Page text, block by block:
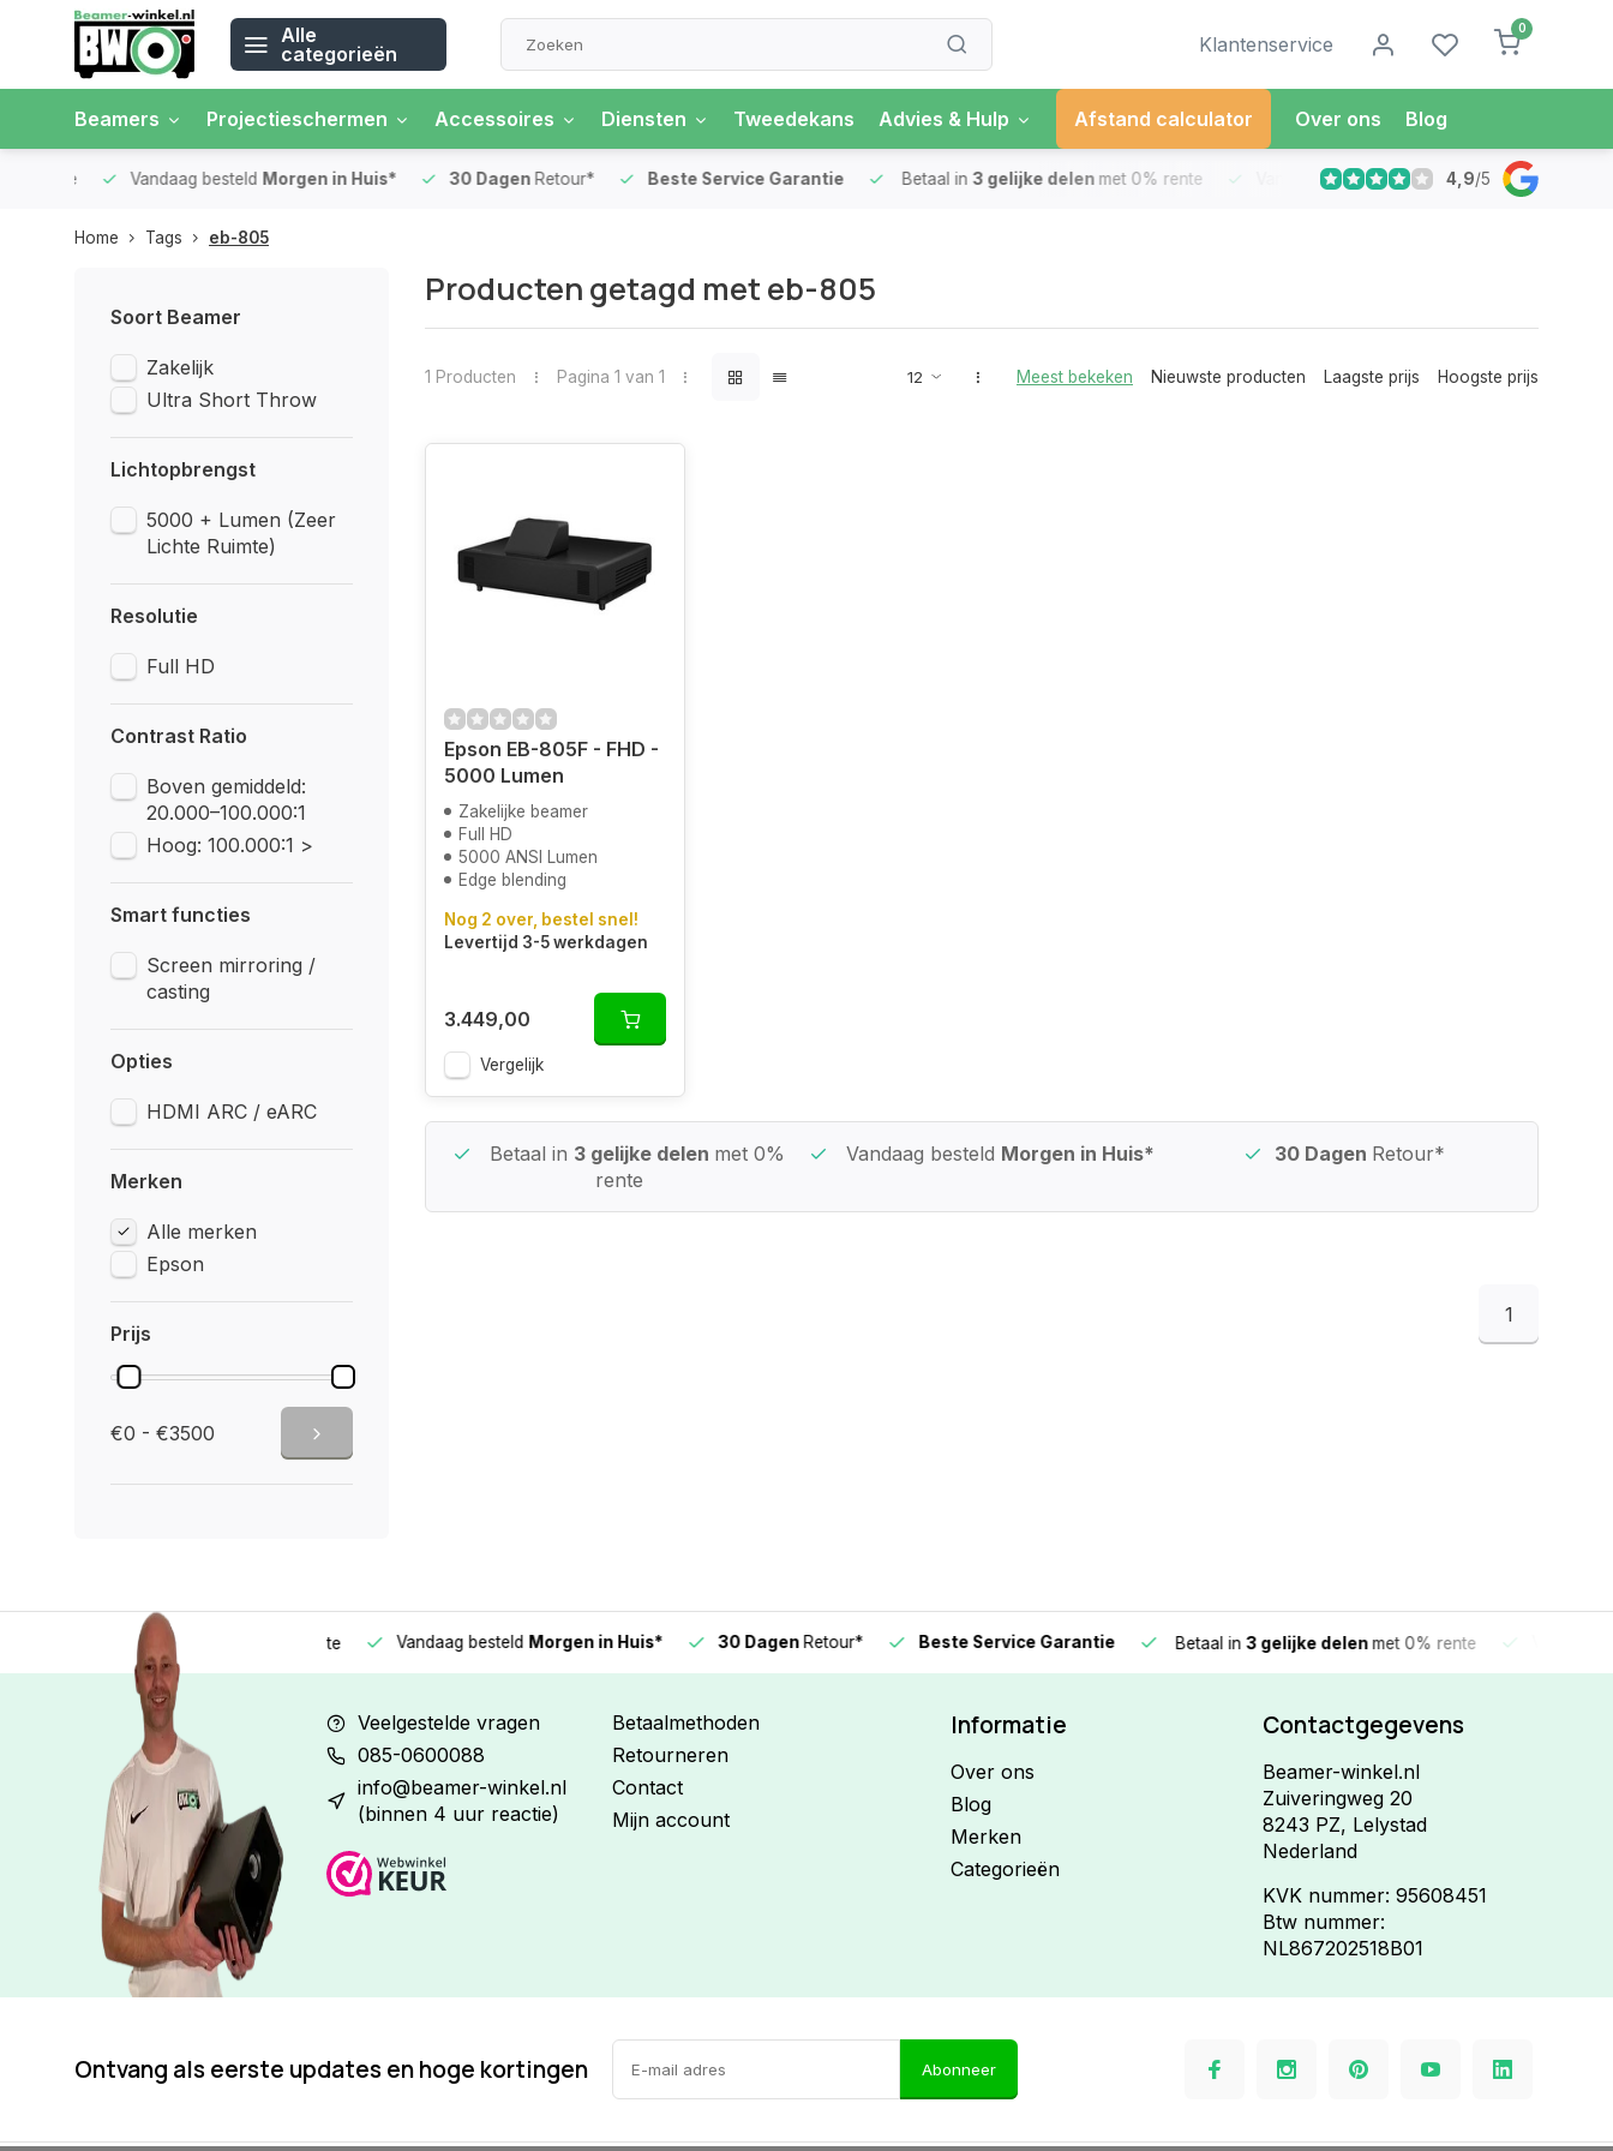
Alle
categorieën
Klantenservice
0
Beamers Projectieschermen Accessoires Diensten Tweedekans Advies & Hulp Afstand calculator Over ons Blog
Vandaag besteldMorgen in Huis* 30 DagenRetour* Beste Service Garantie Betaal in 3 gelijke delen met 0% rente Vandaag besteldMorgen in Huis*
4,9/5
Home Tags eb-805
Soort Beamer
Zakelijk
Ultra Short Throw
Lichtopbrengst
5000 + Lumen (Zeer
Lichte Ruimte)
Resolutie
Full HD
Contrast Ratio
Boven gemiddeld:
20.000–100.000:1
Hoog: 100.000:1 >
Smart functies
Screen mirroring /
casting
Opties
HDMI ARC / eARC
Merken
Alle merken
Epson
Prijs
€0 - €3500
Producten getagd met eb-805
1 Producten Pagina 1 van 1 Meest bekeken Nieuwste producten Laagste prijs Hoogste prijs
Epson EB-805F - FHD -
5000 Lumen
Zakelijke beamer
Full HD
5000 ANSI Lumen
Edge blending
Nog 2 over, bestel snel!
Levertijd 3-5 werkdagen
3.449,00
Vergelijk
Beste Service Garantie Betaal in 3 gelijke delen met 0%
rente
Vandaag besteld Morgen in Huis* 30 Dagen Retour*
1
3 gelijke delen Vandaag besteldMorgen in Huis* 30 DagenRetour* Beste Service Garantie Betaal in3 gelijke delenmet 0% rente Vandaag
Veelgestelde vragen
085-0600088
info@beamer-winkel.nl
(binnen 4 uur reactie)
Betaalmethoden
Retourneren
Contact
Mijn account
Informatie
Over ons
Blog
Merken
Categorieën
Contactgegevens
Beamer-winkel.nl
Zuiveringweg 20
8243 PZ, Lelystad
Nederland
KVK nummer: 95608451
Btw nummer:
NL867202518B01
Ontvang als eerste updates en hoge kortingen Abonneer